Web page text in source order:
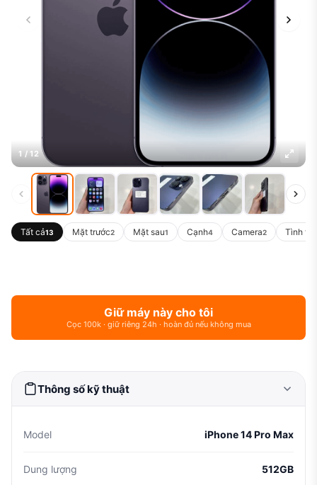
1 / 12
Tất cả13 Mặt trước2 Mặt sau1 Cạnh4 Camera2 Tình
Giữ máy này cho tôi
Cọc 100k · giữ riêng 24h · hoàn đủ nếu không mua
Thông số kỹ thuật
Model iPhone 14 Pro Max
Dung lượng 512GB